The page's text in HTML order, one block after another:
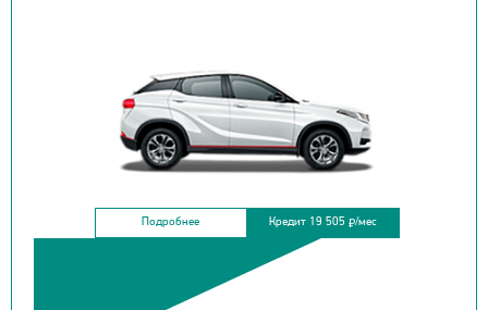
Подробнее Кредит 19 505 ₽/мес